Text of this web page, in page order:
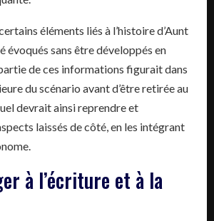
certains éléments liés à l’histoire d’Aunt
évoqués sans être développés en
de ces informations figurait dans
du scénario avant d’être retirée au
devrait ainsi reprendre et
laissés de côté, en les intégrant
à l’écriture et à la